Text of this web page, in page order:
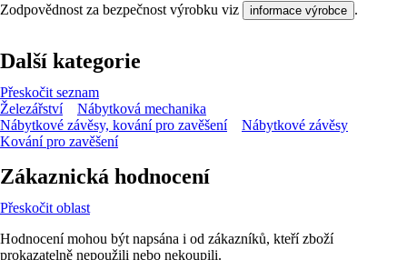
Zodpovědnost za bezpečnost výrobku viz informace výrobce .
Další kategorie
Přeskočit seznam
Železářství
Nábytková mechanika
Nábytkové závěsy, kování pro zavěšení
Nábytkové závěsy
Kování pro zavěšení
Zákaznická hodnocení
Přeskočit oblast
Hodnocení mohou být napsána i od zákazníků, kteří zboží
prokazatelně nepoužili nebo nekoupili.